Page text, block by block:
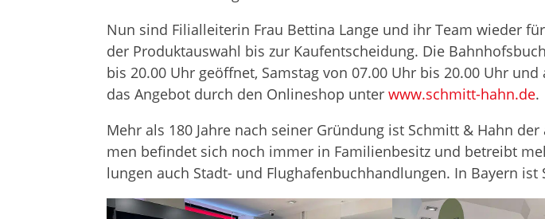
Nun sind Fili­al­lei­te­rin Frau Bet­tina Lange und ihr Team wie­der
der Pro­dukt­aus­wahl bis zur Kauf­ent­schei­dung. Die
bis 20.00 Uhr geöff­net, Sams­tag von 07.00 Uhr bis 20.00 Uhr
das Ange­bot durch den Online­shop unterwww.schmitt-hahn.de.
Mehr als 180 Jahre nach sei­ner Grün­dung ist Schmitt & Hahn
men befin­det sich noch immer in Fami­li­en­be­sitz und betreibt
lun­gen auch Stadt- und Flug­ha­fen­buch­hand­lun­gen. In Bay­ern